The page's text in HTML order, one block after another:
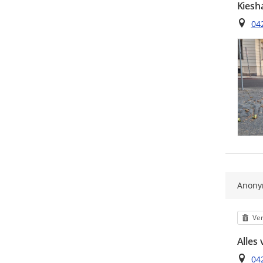
Ort
Alles
Ort